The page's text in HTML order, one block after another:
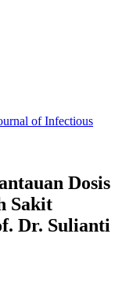
of Infectious
Dosis
Sakit
Dr. Sulianti